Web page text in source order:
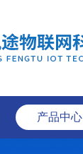
产品中心